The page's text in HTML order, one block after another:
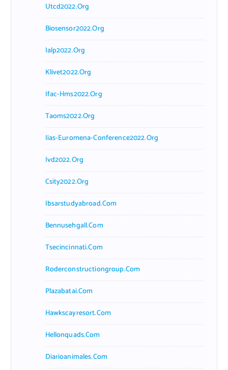
Utcd2022.org
Biosensor2022.org
Ialp2022.org
Klivet2022.org
Ifac-Hms2022.org
Taoms2022.org
Iias-Euromena-Conference2022.org
Ivd2022.org
Csity2022.org
Ibsarstudyabroad.com
Bennusehgall.com
Tsecincinnati.com
Roderconstructiongroup.com
Plazabatai.com
Hawkscayresort.com
Hellonquads.com
Diarioanimales.com